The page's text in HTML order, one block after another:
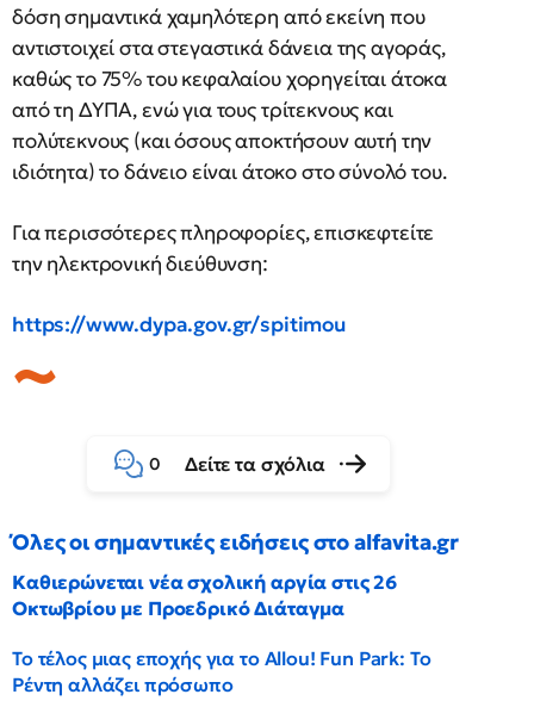
δόση σημαντικά χαμηλότερη από εκείνη που
αντιστοιχεί στα στεγαστικά δάνεια της αγοράς,
καθώς το 75% του κεφαλαίου χορηγείται άτοκα
από τη ΔΥΠΑ, ενώ για τους τρίτεκνους και
πολύτεκνους (και όσους αποκτήσουν αυτή την
ιδιότητα) το δάνειο είναι άτοκο στο σύνολό του.
Για περισσότερες πληροφορίες, επισκεφτείτε
την ηλεκτρονική διεύθυνση:
https://www.dypa.gov.gr/spitimou
0 Δείτε τα σχόλια
Όλες οι σημαντικές ειδήσεις στο alfavita.gr
Καθιερώνεται νέα σχολική αργία στις 26
Οκτωβρίου με Προεδρικό Διάταγμα
Το τέλος μιας εποχής για το Allou! Fun Park: Το
Ρέντη αλλάζει πρόσωπο